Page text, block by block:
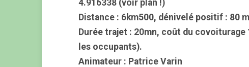
4.916338 (voir plan !)
Distance : 6km500, dénivelé positif : 80
Durée trajet : 20mn, coût du
les occupants).
Animateur : Patrice Varin